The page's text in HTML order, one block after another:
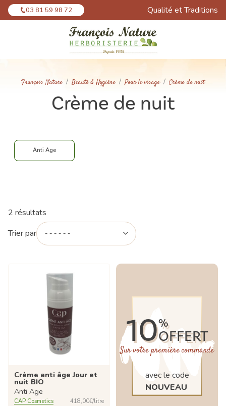
03 81 59 98 72 Qualité et Traditions
François Nature Beauté & Hygiène Pour le visage Crème de nuit
Crème de nuit
Anti Age
2 résultats
Trier par
Crème anti âge Jour et
nuit BIO
Anti Age
CAP Cosmetics 418,00€/litre
10%
OFFERT
Sur votre première commande
avec le code
NOUVEAU
Panneau de gestion des cookies